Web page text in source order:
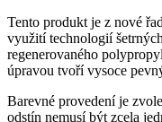
Tento produkt je z nové
využití technologií
regenerovaného
úpravou tvoří vysoce
Barevné provedení je
odstín nemusí být zcela